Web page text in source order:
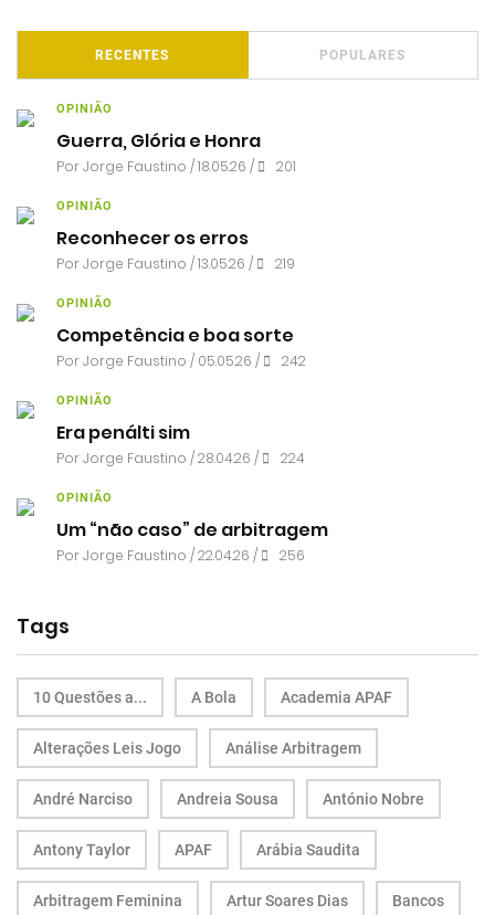
RECENTES POPULARES
OPINIÃO
Guerra, Glória e Honra
PorJorge Faustino / 18.05.26 / 201
OPINIÃO
Reconhecer os erros
PorJorge Faustino / 13.05.26 / 219
OPINIÃO
Competência e boa sorte
PorJorge Faustino / 05.05.26 / 242
OPINIÃO
Era penálti sim
PorJorge Faustino / 28.04.26 / 224
OPINIÃO
Um “não caso” de arbitragem
PorJorge Faustino / 22.04.26 / 256
Tags
10 Questões a... A Bola Academia APAF
Alterações Leis Jogo Análise Arbitragem
André Narciso Andreia Sousa António Nobre
Antony Taylor APAF Arábia Saudita
Arbitragem Feminina Artur Soares Dias Bancos